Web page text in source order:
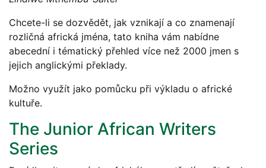
Chcete-li se dozvědět, jak vznikají a co znamenají
rozličná africká jména, tato kniha vám nabídne
abecední i tématický přehled více než 2000 jmen s
jejich anglickými překlady.
Možno využít jako pomůcku při výkladu o africké
kultuře.
The Junior African Writers
Series